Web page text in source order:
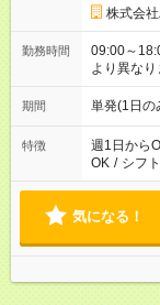
株式会
勤務時間
09:00～18:00
より異なり
期間 単発(1日の
特徴 週1日から
OK / シフ
気になる！